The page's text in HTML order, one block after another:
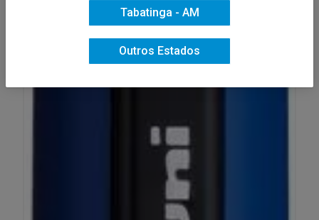
Tabatinga - AM
Outros Estados